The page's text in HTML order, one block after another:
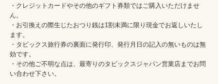
・クレジットカードやその他のギフト券類ではご購入いただけませ
ん。
・お引換えの際生じたおつり銭は1割未満に限り現金でお返しいたし
ます。
・タビックス旅行券の裏面に発行印、発行月日の記入の無いものは無
効です。
・その他ご不明な点は、最寄りのタビックスジャパン営業店までお問
い合わせ下さい。